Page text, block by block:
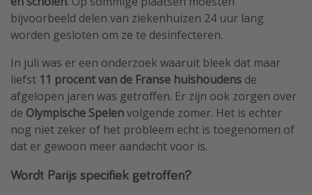
Beste keukens ter wereld
Disneyland Parijs
Strandvakantie in Italië
Strandvakantie in Nederland
All inclusive vakantie in Griekenland
bijvoorbeeld delen van ziekenhuizen 24 uur lang
worden gesloten om ze te desinfecteren.
In juli was er een onderzoek waaruit bleek dat maar
liefst 11 procent van de Franse huishoudens de
afgelopen jaren was getroffen. Er zijn ook zorgen over
de Olympische Spelenvolgende zomer. Het is echter
nog niet zeker of het probleem echt is toegenomen of
dat er gewoon meer aandacht voor is.
Wordt Parijs specifiek getroffen?